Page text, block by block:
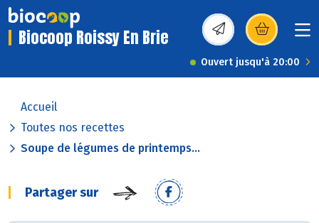
Biocoop Roissy En Brie (s’ouvre dans une
Ouvert jusqu'à 20:00
Accueil
Toutes nos recettes
Soupe de légumes de printemps...
Partager sur